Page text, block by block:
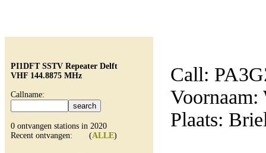
PI1DFT SSTV Repeater Delft
VHF 144.8875 MHz
Callname:
0 ontvangen stations in 2020
Recent ontvangen: (ALLE)
Call:
Voornaam:
Plaats: